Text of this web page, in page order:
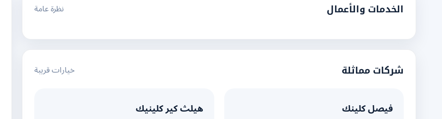
الخدمات والأعمال نظرة عامة
شركات مماثلة خيارات قريبة
فيصل كلينك هيلث كير كلينيك